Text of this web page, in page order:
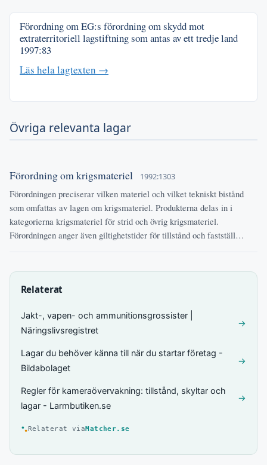
Förordning om EG:s förordning om skydd mot
extraterritoriell lagstiftning som antas av ett tredje land
1997:83
Läs hela lagtexten →
Övriga relevanta lagar
Förordning om krigsmateriel 1992:1303
Förordningen preciserar vilken materiel och vilket tekniskt bistånd
som omfattas av lagen om krigsmateriel. Produkterna delas in i
kategorierna krigsmateriel för strid och övrig krigsmateriel.
Förordningen anger även giltighetstider för tillstånd och fastställ…
Relaterat
Jakt-, vapen- och ammunitionsgrossister |
Näringslivsregistret
→
Lagar du behöver känna till när du startar företag -
Bildabolaget
→
Regler för kameraövervakning: tillstånd, skyltar och
lagar - Larmbutiken.se
→
Relaterat viaMatcher.se